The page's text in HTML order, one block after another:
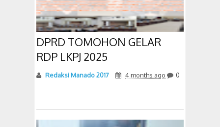
DPRD TOMOHON GELAR
RDP LKPJ 2025
Redaksi Manado 2017 4 months ago 0